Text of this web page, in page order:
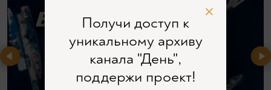
Получи доступ к
уникальному архиву
канала "День",
поддержи проект!